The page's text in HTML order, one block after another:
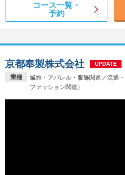
コース一覧・
予約
業種
繊維・アパレル・服飾関連／流通
ファッション関連）
京都奉製株式会社 UPDATE